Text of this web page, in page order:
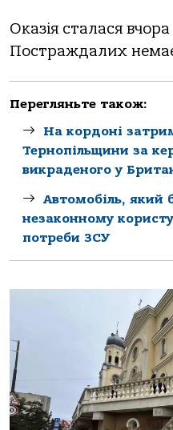
Оказія сталася
Постраждалих
Перегляньте також:
На кордоні
Тернопільщини за
викраденого у
Автомобіль, який
незаконному
потреби ЗСУ